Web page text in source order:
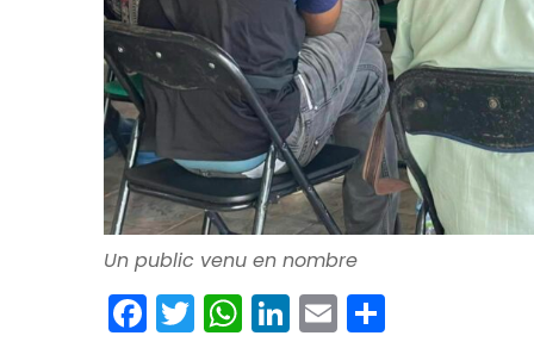
Un public venu en nombre
Facebook
Twitter
WhatsApp
LinkedIn
Email